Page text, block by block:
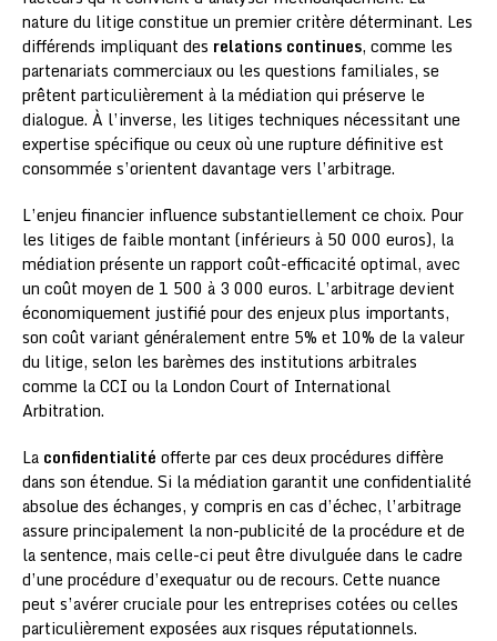
nature du litige constitue un premier critère déterminant. Les
différends impliquant des relations continues, comme les
partenariats commerciaux ou les questions familiales, se
prêtent particulièrement à la médiation qui préserve le
dialogue. À l’inverse, les litiges techniques nécessitant une
expertise spécifique ou ceux où une rupture définitive est
consommée s’orientent davantage vers l’arbitrage.
L’enjeu financier influence substantiellement ce choix. Pour
les litiges de faible montant (inférieurs à 50 000 euros), la
médiation présente un rapport coût-efficacité optimal, avec
un coût moyen de 1 500 à 3 000 euros. L’arbitrage devient
économiquement justifié pour des enjeux plus importants,
son coût variant généralement entre 5% et 10% de la valeur
du litige, selon les barèmes des institutions arbitrales
comme la CCI ou la London Court of International
Arbitration.
La confidentialité offerte par ces deux procédures diffère
dans son étendue. Si la médiation garantit une confidentialité
absolue des échanges, y compris en cas d’échec, l’arbitrage
assure principalement la non-publicité de la procédure et de
la sentence, mais celle-ci peut être divulguée dans le cadre
d’une procédure d’exequatur ou de recours. Cette nuance
peut s’avérer cruciale pour les entreprises cotées ou celles
particulièrement exposées aux risques réputationnels.